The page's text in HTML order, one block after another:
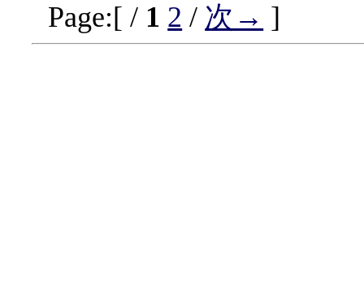
Page:[ / 1 2 / 次→ ]